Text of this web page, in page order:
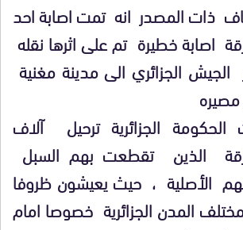
ذات المصدر انه تمت اصابة احد
اصابة خطيرة تم على اثرها نقله
الجزائري الى مدينة مغنية
الجزائرية ترحيل آلاف
الذين تقطعت بهم السبل
الأصلية ، حيث يعيشون ظروفا
المدن الجزائرية خصوصا امام